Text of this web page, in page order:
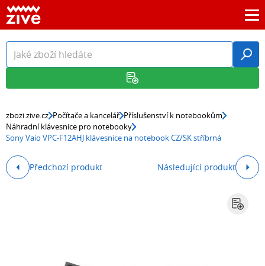
zbozi.zive.cz Počítače a kancelář Příslušenství k notebookům
Náhradní klávesnice pro notebooky
Sony Vaio VPC-F12AHJ klávesnice na notebook CZ/SK stříbrná
Předchozí produkt Následující produkt